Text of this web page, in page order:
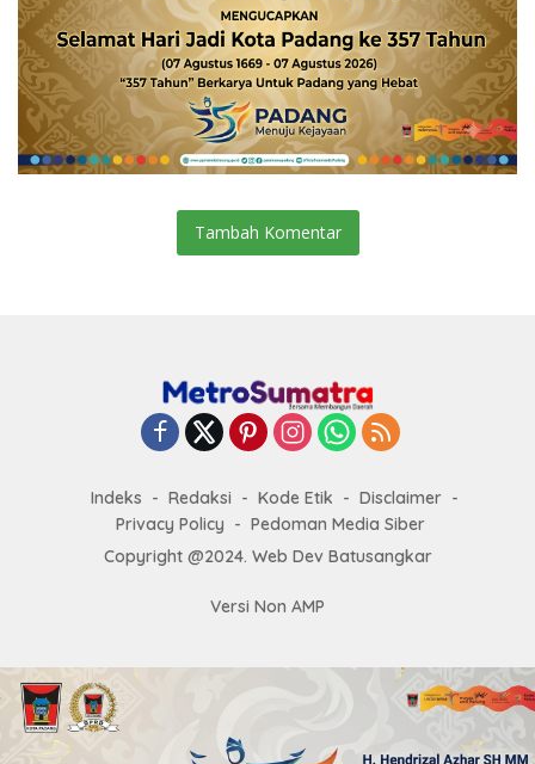
Tambah Komentar
Indeks Redaksi Kode Etik
Disclaimer
Privacy Policy
Pedoman Media Siber
Copyright @2024. Web Dev Batusangkar
Versi Non AMP